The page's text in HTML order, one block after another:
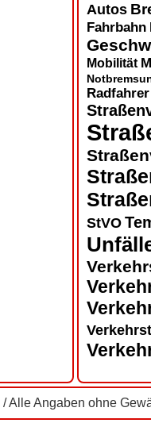
Autos
Fahrbahn
Mobilität
Radfahrer
StVO
/ Alle Angaben ohne